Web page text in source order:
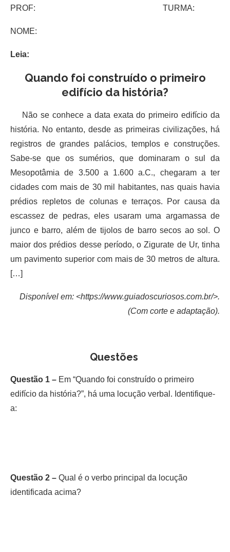
PROF: TURMA:
NOME:
Leia:
Quando foi construído o primeiro
edifício da história?
Não se conhece a data exata do primeiro edifício da
história. No entanto, desde as primeiras civilizações, há
registros de grandes palácios, templos e construções.
Sabe-se que os sumérios, que dominaram o sul da
Mesopotâmia de 3.500 a 1.600 a.C., chegaram a ter
cidades com mais de 30 mil habitantes, nas quais havia
prédios repletos de colunas e terraços. Por causa da
escassez de pedras, eles usaram uma argamassa de
junco e barro, além de tijolos de barro secos ao sol. O
maior dos prédios desse período, o Zigurate de Ur, tinha
um pavimento superior com mais de 30 metros de altura.
[…]
Disponível em: <https://www.guiadoscuriosos.com.br/>.
(Com corte e adaptação).
Questões
Questão 1 – Em “Quando foi construído o primeiro
edifício da história?”, há uma locução verbal. Identifique-
a:
Questão 2 – Qual é o verbo principal da locução
identificada acima?